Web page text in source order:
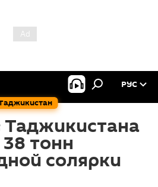
РУС
Таджикистана
тонн
солярки